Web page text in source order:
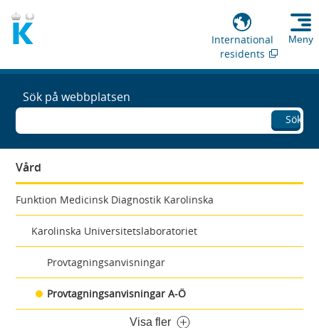
International
residents
Meny
Sök på webbplatsen
Sök
Vård
Funktion Medicinsk Diagnostik Karolinska
Karolinska Universitetslaboratoriet
Provtagningsanvisningar
Provtagningsanvisningar A-Ö
Visa fler